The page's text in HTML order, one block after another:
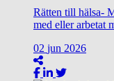
Rätten till hälsa-
med eller arbetat
02 jun 2026